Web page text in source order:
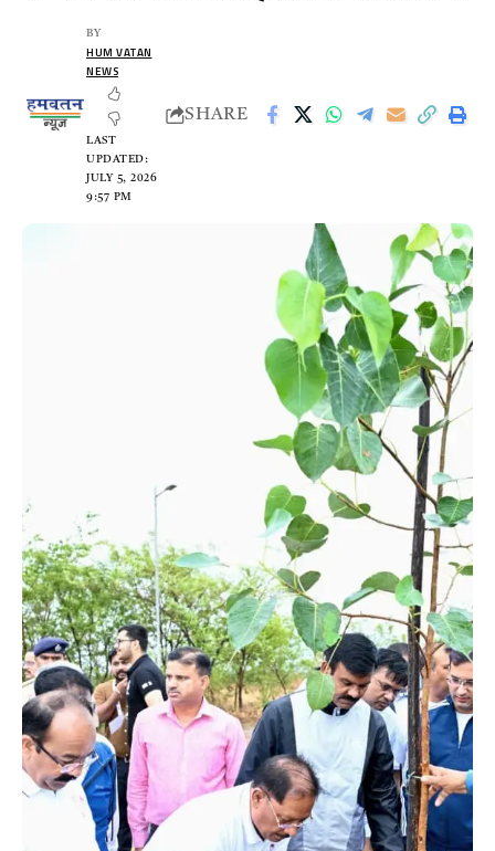
LAST
UPDATED:
JULY 5, 2026
9:57 PM
BY
HUM VATAN
NEWS
SHARE